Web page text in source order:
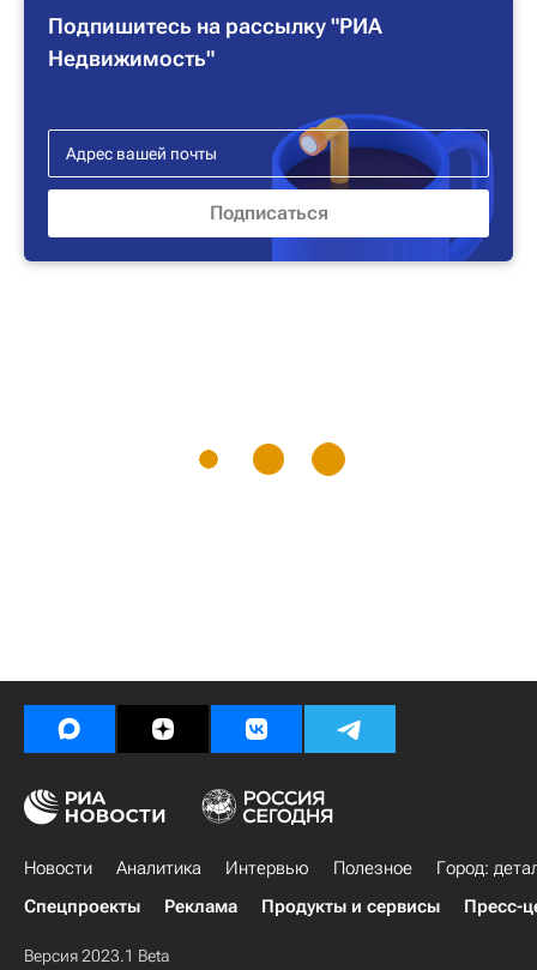
Подпишитесь на рассылку "РИА
Недвижимость"
Новости Аналитика Интервью Полезное
Город:
Спецпроекты
Реклама Продукты и сервисы Пресс-
Версия 2023.1 Beta